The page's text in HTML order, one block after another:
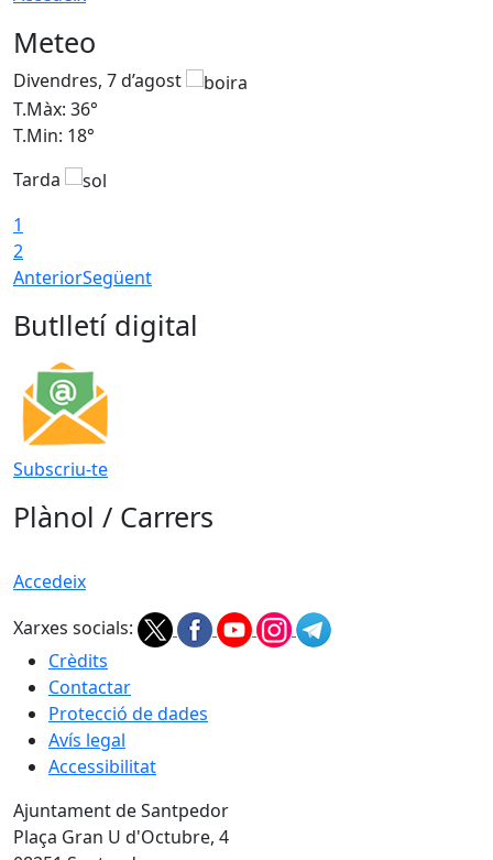
Meteo
Divendres, 7 d’agost
T.Màx: 36°
T.Min: 18°
Tarda
1
2
AnteriorSegüent
Butlletí digital
Subscriu-te
Plànol / Carrers
Accedeix
Xarxes socials:
Crèdits
Contactar
Protecció de dades
Avís legal
Accessibilitat
Ajuntament de Santpedor
Plaça Gran U d'Octubre, 4